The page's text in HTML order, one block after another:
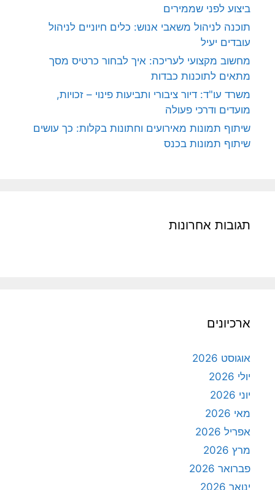
ביצוע לפני שממירים
תוכנה לניהול משאבי אנוש: כלים חיוניים לניהול
עובדים יעיל
מחשוב מקצועי לעריכה: איך לבחור כרטיס מסך
מתאים לתוכנות כבדות
משרד עו"ד: דיור ציבורי ותביעות פינוי – זכויות,
מועדים ודרכי פעולה
שיתוף תמונות מאירועים וחתונות בקלות: כך עושים
שיתוף תמונות בכנס
תגובות אחרונות
ארכיונים
אוגוסט 2026
יולי 2026
יוני 2026
מאי 2026
אפריל 2026
מרץ 2026
פברואר 2026
ינואר 2026